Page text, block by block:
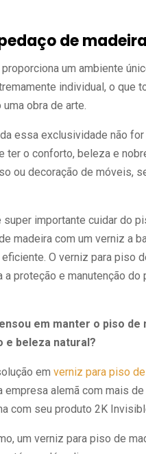
de
um ambiente
individual, o que
obra de arte.
essa exclusividade não
ter o conforto, beleza e
ou decoração de móveis,
super importante cuidar do
madeira com um verniz a
O verniz para piso
a proteção e manutenção do
em manter o piso de
e beleza natural?
em verniz para piso
empresa alemã com mais
com seu produto 2K
um verniz para piso de